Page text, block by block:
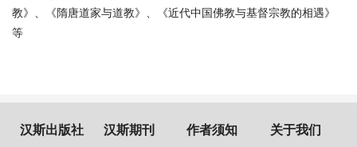
教》、《隋唐道家与道教》、《近代中国佛教与基督宗教的相遇》
等
汉斯出版社 汉斯期刊 作者须知 关于我们